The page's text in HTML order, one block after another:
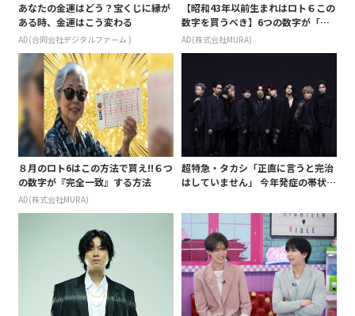
あなたの金運はどう？宝くじに縁が
ある時、金運はこう変わる
AD(合同会社デジタルファーム )
【昭和43年以前生まれはロト６この
数字を買うべき】6つの数字が「完
全一致」する方法
AD(株式会社MURA)
８月のロト6はこの方法で買え!!６つ
の数字が『完全一致』する方法
AD(株式会社MURA)
超特急・タカシ「正直に言うと完治
はしていません」 今年発症の帯状疱
白 後遺症も語る